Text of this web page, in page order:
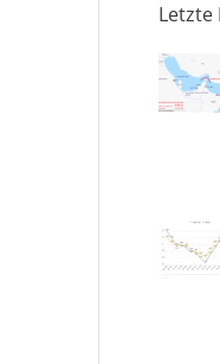
Letzte